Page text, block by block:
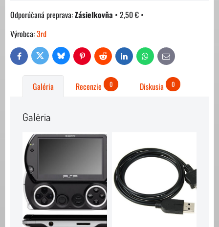
Zásielkovňa • 2,50 € •
Výrobca:3rd
FacebookTwitter Bluesky PinterestReddit LinkedIn WhatsAppE-
mail
Galéria Recenzie 0 Diskusia 0
Galéria